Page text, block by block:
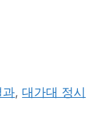
과,대가대 정시